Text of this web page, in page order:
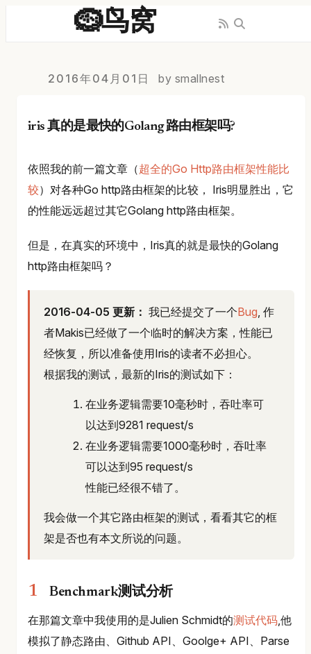
🪹鸟窝
2016年04月01日 by smallnest
iris 真的是最快的Golang 路由框架吗?
依照我的前一篇文章（超全的Go Http路由框架性能比
较）对各种Go http路由框架的比较， Iris明显胜出，它
的性能远远超过其它Golang http路由框架。
但是，在真实的环境中，Iris真的就是最快的Golang
http路由框架吗？
2016-04-05 更新： 我已经提交了一个Bug, 作
者Makis已经做了一个临时的解决方案，性能已
经恢复，所以准备使用Iris的读者不必担心。
根据我的测试，最新的Iris的测试如下：
在业务逻辑需要10毫秒时，吞吐率可
以达到9281 request/s
在业务逻辑需要1000毫秒时，吞吐率
可以达到95 request/s
性能已经很不错了。
我会做一个其它路由框架的测试，看看其它的框
架是否也有本文所说的问题。
Benchmark测试分析
在那篇文章中我使用的是Julien Schmidt的测试代码,他
模拟了静态路由、Github API、Goolge+ API、Parse